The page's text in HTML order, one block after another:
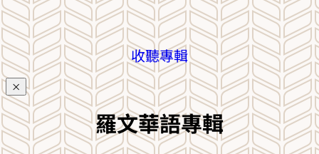
收聽專輯
×
羅文華語專輯